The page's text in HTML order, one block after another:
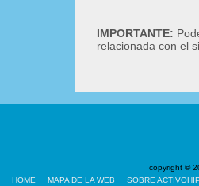
IMPORTANTE:
relacionada con el
copyright ©
HOME
MAPA DE LA WEB SOBRE